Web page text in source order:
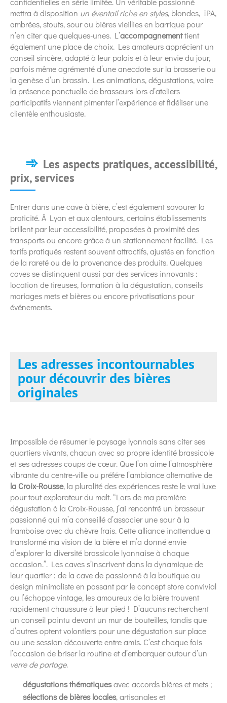
mettra à disposition un éventail riche en styles, blondes, IPA,
ambrées, stouts, sour ou bières vieillies en barrique pour
n’en citer que quelques-unes. L’accompagnementtient
également une place de choix. Les amateurs apprécient un
conseil sincère, adapté à leur palais et à leur envie du jour,
parfois même agrémenté d’une anecdote sur la brasserie ou
la genèse d’un brassin. Les animations, dégustations, voire
la présence ponctuelle de brasseurs lors d’ateliers
participatifs viennent pimenter l’expérience et fidéliser une
clientèle enthousiaste.
Les aspects pratiques, accessibilité,
prix, services
Entrer dans une cave à bière, c’est également savourer la
praticité. À Lyon et aux alentours, certains établissements
brillent par leur accessibilité, proposées à proximité des
transports ou encore grâce à un stationnement facilité. Les
tarifs pratiqués restent souvent attractifs, ajustés en fonction
de la rareté ou de la provenance des produits. Quelques
caves se distinguent aussi par des services innovants :
location de tireuses, formation à la dégustation, conseils
mariages mets et bières ou encore privatisations pour
événements.
Les adresses incontournables
pour découvrir des bières
originales
Impossible de résumer le paysage lyonnais sans citer ses
quartiers vivants, chacun avec sa propre identité brassicole
et ses adresses coups de cœur. Que l’on aime l’atmosphère
vibrante du centre-ville ou préfére l’ambiance alternative de
la Croix-Rousse, la pluralité des expériences reste le vrai luxe
pour tout explorateur du malt. “Lors de ma première
dégustation à la Croix-Rousse, j’ai rencontré un brasseur
passionné qui m’a conseillé d’associer une sour à la
framboise avec du chèvre frais. Cette alliance inattendue a
transformé ma vision de la bière et m’a donné envie
d’explorer la diversité brassicole lyonnaise à chaque
occasion.”. Les caves s’inscrivent dans la dynamique de
leur quartier : de la cave de passionné à la boutique au
design minimaliste en passant par le concept store convivial
ou l’échoppe vintage, les amoureux de la bière trouvent
rapidement chaussure à leur pied ! D’aucuns recherchent
un conseil pointu devant un mur de bouteilles, tandis que
d’autres optent volontiers pour une dégustation sur place
ou une session découverte entre amis. C’est chaque fois
l’occasion de briser la routine et d’embarquer autour d’un
verre de partage.
dégustations thématiquesavec accords bières et mets ;
sélections de bières locales, artisanales et